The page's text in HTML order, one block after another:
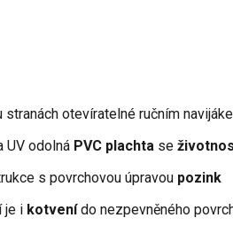
stranách otevíratelné ručním
UV odolná PVC plachta se
s povrchovou úpravou pozink
je i kotvenído nezpevněného